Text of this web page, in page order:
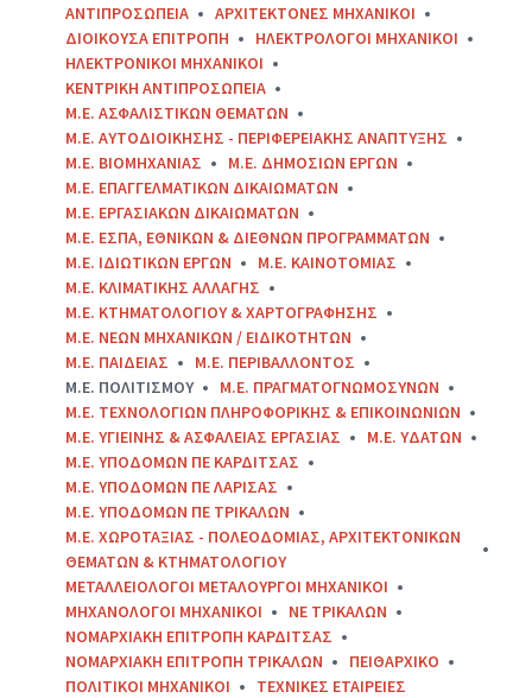
ΑΝΤΙΠΡΟΣΩΠΕΙΑ
ΑΡΧΙΤΕΚΤΟΝΕΣ ΜΗΧΑΝΙΚΟΙ
ΔΙΟΙΚΟΥΣΑ ΕΠΙΤΡΟΠΗ
ΗΛΕΚΤΡΟΛΟΓΟΙ ΜΗΧΑΝΙΚΟΙ
ΗΛΕΚΤΡΟΝΙΚΟΙ ΜΗΧΑΝΙΚΟΙ
ΚΕΝΤΡΙΚΗ ΑΝΤΙΠΡΟΣΩΠΕΙΑ
Μ.Ε. ΑΣΦΑΛΙΣΤΙΚΩΝ ΘΕΜΑΤΩΝ
Μ.Ε. ΑΥΤΟΔΙΟΙΚΗΣΗΣ - ΠΕΡΙΦΕΡΕΙΑΚΗΣ ΑΝΑΠΤΥΞΗΣ
Μ.Ε. ΒΙΟΜΗΧΑΝΙΑΣ
Μ.Ε. ΔΗΜΟΣΙΩΝ ΕΡΓΩΝ
Μ.Ε. ΕΠΑΓΓΕΛΜΑΤΙΚΩΝ ΔΙΚΑΙΩΜΑΤΩΝ
Μ.Ε. ΕΡΓΑΣΙΑΚΩΝ ΔΙΚΑΙΩΜΑΤΩΝ
Μ.Ε. ΕΣΠΑ, ΕΘΝΙΚΩΝ & ΔΙΕΘΝΩΝ ΠΡΟΓΡΑΜΜΑΤΩΝ
Μ.Ε. ΙΔΙΩΤΙΚΩΝ ΕΡΓΩΝ
Μ.Ε. ΚΑΙΝΟΤΟΜΙΑΣ
Μ.Ε. ΚΛΙΜΑΤΙΚΗΣ ΑΛΛΑΓΗΣ
Μ.Ε. ΚΤΗΜΑΤΟΛΟΓΙΟΥ & ΧΑΡΤΟΓΡΑΦΗΣΗΣ
Μ.Ε. ΝΕΩΝ ΜΗΧΑΝΙΚΩΝ / ΕΙΔΙΚΟΤΗΤΩΝ
Μ.Ε. ΠΑΙΔΕΙΑΣ
Μ.Ε. ΠΕΡΙΒΑΛΛΟΝΤΟΣ
Μ.Ε. ΠΟΛΙΤΙΣΜΟΥ
Μ.Ε. ΠΡΑΓΜΑΤΟΓΝΩΜΟΣΥΝΩΝ
Μ.Ε. ΤΕΧΝΟΛΟΓΙΩΝ ΠΛΗΡΟΦΟΡΙΚΗΣ & ΕΠΙΚΟΙΝΩΝΙΩΝ
Μ.Ε. ΥΓΙΕΙΝΗΣ & ΑΣΦΑΛΕΙΑΣ ΕΡΓΑΣΙΑΣ
Μ.Ε. ΥΔΑΤΩΝ
Μ.Ε. ΥΠΟΔΟΜΩΝ ΠΕ ΚΑΡΔΙΤΣΑΣ
Μ.Ε. ΥΠΟΔΟΜΩΝ ΠΕ ΛΑΡΙΣΑΣ
Μ.Ε. ΥΠΟΔΟΜΩΝ ΠΕ ΤΡΙΚΑΛΩΝ
Μ.Ε. ΧΩΡΟΤΑΞΙΑΣ - ΠΟΛΕΟΔΟΜΙΑΣ, ΑΡΧΙΤΕΚΤΟΝΙΚΩΝ
ΘΕΜΑΤΩΝ & ΚΤΗΜΑΤΟΛΟΓΙΟΥ
ΜΕΤΑΛΛΕΙΟΛΟΓΟΙ ΜΕΤΑΛΟΥΡΓΟΙ ΜΗΧΑΝΙΚΟΙ
ΜΗΧΑΝΟΛΟΓΟΙ ΜΗΧΑΝΙΚΟΙ
ΝΕ ΤΡΙΚΑΛΩΝ
ΝΟΜΑΡΧΙΑΚΗ ΕΠΙΤΡΟΠΗ ΚΑΡΔΙΤΣΑΣ
ΝΟΜΑΡΧΙΑΚΗ ΕΠΙΤΡΟΠΗ ΤΡΙΚΑΛΩΝ
ΠΕΙΘΑΡΧΙΚΟ
ΠΟΛΙΤΙΚΟΙ ΜΗΧΑΝΙΚΟΙ
ΤΕΧΝΙΚΕΣ ΕΤΑΙΡΕΙΕΣ